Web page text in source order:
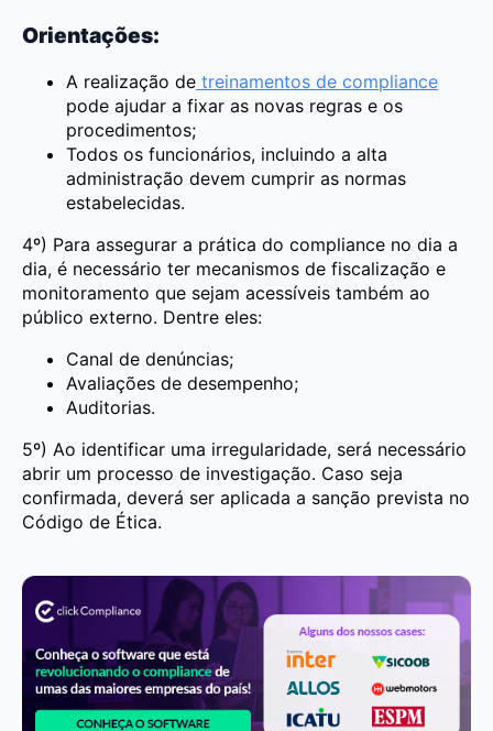
Orientações:
A realização de treinamentos de compliance
pode ajudar a fixar as novas regras e os
procedimentos;
Todos os funcionários, incluindo a alta
administração devem cumprir as normas
estabelecidas.
4º) Para assegurar a prática do compliance no dia a
dia, é necessário ter mecanismos de fiscalização e
monitoramento que sejam acessíveis também ao
público externo. Dentre eles:
Canal de denúncias;
Avaliações de desempenho;
Auditorias.
5º) Ao identificar uma irregularidade, será necessário
abrir um processo de investigação. Caso seja
confirmada, deverá ser aplicada a sanção prevista no
Código de Ética.